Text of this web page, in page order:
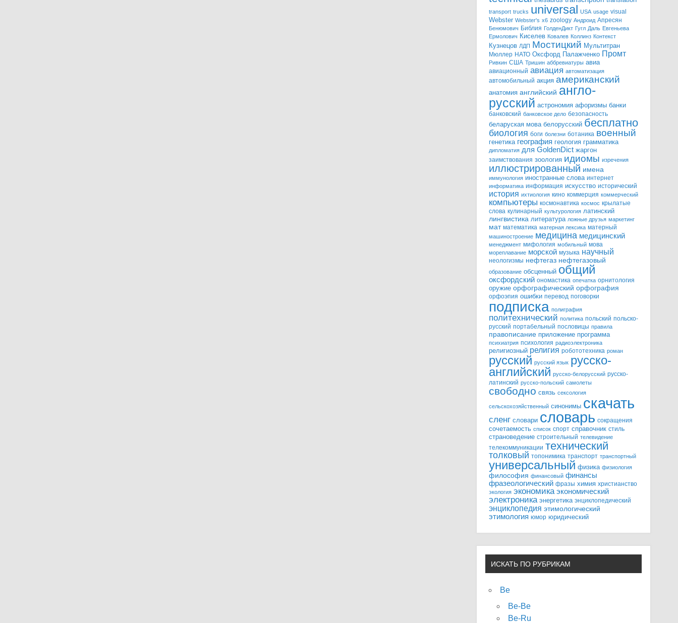
transport trucks universal USA usage visual
Webster Webster's x6 zoology Андроид Апресян
Бенюмович Библия ГолденДикт Гугл Даль Евгеньева
Ермолович Киселев Ковалев Коллинз Контекст
Кузнецов ЛДП Мостицкий Мультитран
Мюллер НАТО Оксфорд Палажченко Промт
Ривкин США Тришин аббревиатуры авиа
авиационный авиация автоматизация
автомобильный акция американский
анатомия английский англо-
русский астрономия афоризмы банки
банковский банковское дело безопасность
беларуская мова белорусский бесплатно
биология боги болезни ботаника военный
генетика география геология грамматика
дипломатия для GoldenDict жаргон
заимствования зоология идиомы изречения
иллюстрированный имена
иммунология иностранные слова интернет
информатика информация искусство исторический
история ихтиология кино коммерция коммерческий
компьютеры космонавтика космос крылатые
слова кулинарный культурология латинский
лингвистика литература ложные друзья маркетинг
мат математика матерная лексика матерный
машиностроение медицина медицинский
менеджмент мифология мобильный мова
мореплавание морской музыка научный
неологизмы нефтегаз нефтегазовый
образование обсценный общий
оксфордский ономастика опечатка орнитология
оружие орфографический орфография
орфоэпия ошибки перевод поговорки
подписка полиграфия
политехнический политика польский польско-
русский портабельный пословицы правила
правописание приложение программа
психиатрия психология радиоэлектроника
религиозный религия робототехника роман
русский русский язык русско-
английский русско-белорусский русско-
латинский русско-польский самолеты
свободно связь сексология
сельскохозяйственный синонимы скачать
сленг словари словарь сокращения
сочетаемость список спорт справочник стиль
страноведение строительный телевидение
телекоммуникации технический
толковый топонимика транспорт транспортный
универсальный физика физиология
философия финансовый финансы
фразеологический фразы химия христианство
экология экономика экономический
электроника энергетика энциклопедический
энциклопедия этимологический
этимология юмор юридический
ИСКАТЬ ПО РУБРИКАМ
Be
Be-Be
Be-Ru